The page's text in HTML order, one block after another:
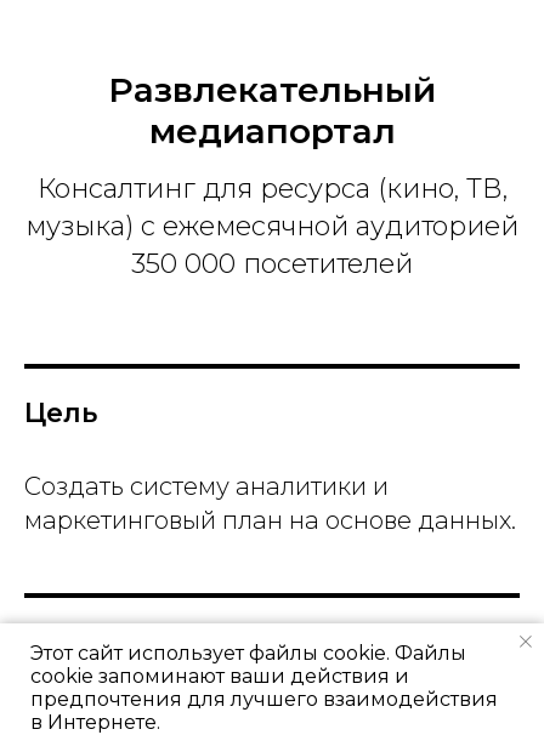
Развлекательный
медиапортал
Консалтинг для ресурса (кино, ТВ,
музыка) с ежемесячной аудиторией
350 000 посетителей
Цель
Создать систему аналитики и
маркетинговый план на основе данных.
Задачи
Получить представление о целях и
Этот сайт использует файлы cookie. Файлы
cookie запоминают ваши действия и
предпочтения для лучшего взаимодействия
в Интернете.